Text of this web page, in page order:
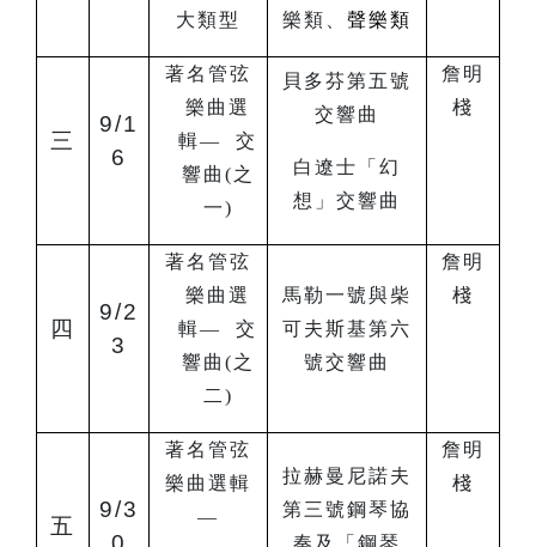
大類型
樂類、 聲樂類
三
9/1
6
著名管弦
樂曲選
輯— 交
響曲(之
一)
貝多芬第五號
交響曲
白遼士「幻
想」交響曲
詹明
棧
四
9/2
3
著名管弦
樂曲選
輯— 交
響曲(之
二)
馬勒一號與柴
可夫斯基第六
號交響曲
詹明
棧
五
9/3
著名管弦
樂曲選輯
—
拉赫曼尼諾夫
第三號鋼琴協
奏及「鋼琴
詹明
棧